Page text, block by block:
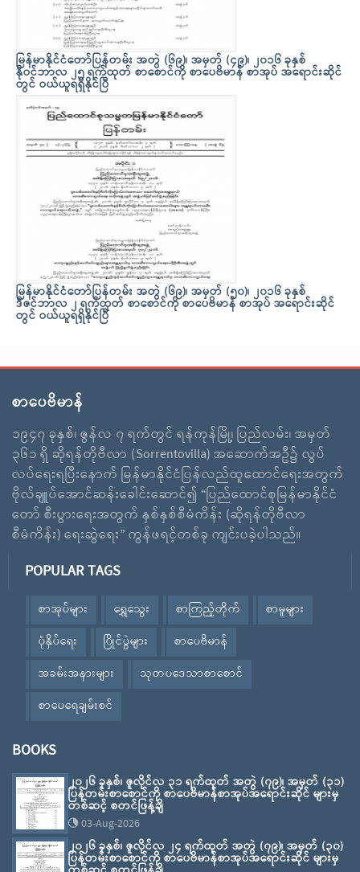
မြန်မာနိုင်ငံတော်ပြန်တမ်း အတွဲ (၆၉)၊ အမှတ် (၄၉)၊ ၂၀၁၆ ခုနှစ်
နိုဝင်ဘာလ ၂၅ ရက်ထုတ် စာစောင်ကို စာပေဗိမာန် စာအုပ် အရောင်းဆိုင်
တွင် ဝယ်ယူရရှိနိုင်ပြီ
မြန်မာနိုင်ငံတော်ပြန်တမ်း အတွဲ (၆၉)၊ အမှတ် (၅၀)၊ ၂၀၁၆ ခုနှစ်
ဒီဇင်ဘာလ ၂ ရက်ထုတ် စာစောင်ကို စာပေဗိမာန် စာအုပ် အရောင်းဆိုင်
တွင် ဝယ်ယူရရှိနိုင်ပြီ
စာပေဗိမာန်
၁၉၄၇ ခုနှစ်၊ ဇွန်လ ၇ ရက်တွင် ရန်ကုန်မြို့၊ ပြည်လမ်း၊ အမှတ်
၃၆၁ ရှိ ဆိုရန်တိုဗီလာ (Sorrentovilla) အဆောက်အဦ၌ လွပ်
လပ်ရေးရပြီးနောက် မြန်မာနိုင်ငံပြန်လည်ထူထောင်ရေးအတွက်
ဗိုလ်ချူပ်အောင်ဆန်းခေါင်းဆောင်၍ “ပြည်ထောင်စုမြန်မာနိုင်ငံ
တော် စီးပွားရေးအတွက် နှစ်နှစ်စီမံကိန်း (ဆိုရန်တိုဗီလာ
စီမံကိန်း) ရေးဆွဲရေး” ကွန်ဖရင့်တစ်ခု ကျင်းပခဲ့ပါသည်။
POPULAR TAGS
စာအုပ်များ ရွှေသွေး စာကြည့်တိုက်
စာမူများ
ပုံနှိပ်ရေး
ပြိုင်ပွဲများ
စာပေဗိမာန်
အခမ်းအနားများ
သုတပဒေသာစာစောင်
စာပေရေချမ်းစင်
BOOKS
၂၀၂၆ ခုနှစ်၊ ဇူလိုင်လ ၃၁ ရက်ထုတ် အတွဲ (၇၉)၊ အမှတ် (၃၁)
ပြန်တမ်းစာစောင်ကို စာပေဗိမာန်စာအုပ်အရောင်းဆိုင် များမှ
တစ်ဆင့် စတင်ဖြန့်ချိ
03-Aug-2026
၂၀၂၆ ခုနှစ်၊ ဇူလိုင်လ ၂၄ ရက်ထုတ် အတွဲ (၇၉)၊ အမှတ် (၃၀)
ပြန်တမ်းစာစောင်ကို စာပေဗိမာန်စာအုပ်အရောင်းဆိုင် များမှ